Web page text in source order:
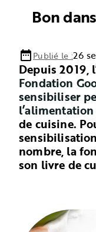
Bon
date_rangePublié le :26
Depuis 2019,
Fondation
sensibiliser
de cuisine.
nombre, la
son livre de